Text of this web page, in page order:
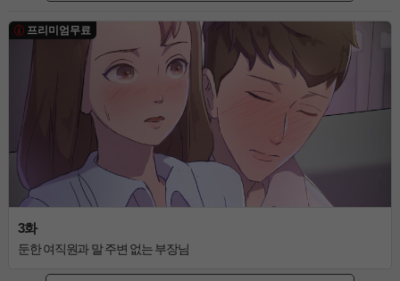
프리미엄무료
3화
둔한 여직원과 말 주변 없는 부장님